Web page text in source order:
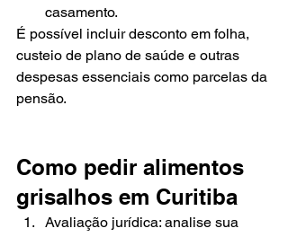
casamento.
É possível incluir desconto em folha,
custeio de plano de saúde e outras
despesas essenciais como parcelas da
pensão.
Como pedir alimentos
grisalhos em Curitiba
Avaliação jurídica: analise sua